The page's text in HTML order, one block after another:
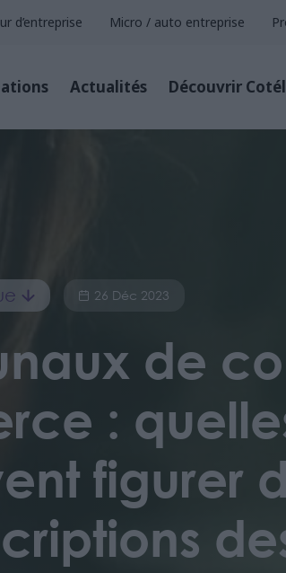
d’entreprise Micro / auto entreprise
Actualités Découvrir
26 Déc 2023
de
:
figurer